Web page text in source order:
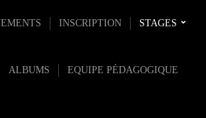
INSCRIPTION STAGES
ALBUMS EQUIPE PÉDAGOGIQUE